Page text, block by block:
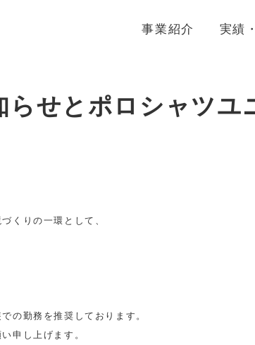
事業紹介 実績
らせとポロシャツユ
くりの一環として、
の勤務を推奨しております。
申し上げます。